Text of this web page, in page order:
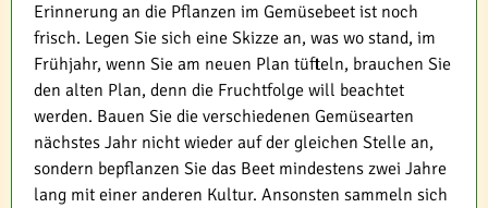
Erinnerung an die Pflanzen im Gemüsebeet ist noch
frisch. Legen Sie sich eine Skizze an, was wo stand, im
Frühjahr, wenn Sie am neuen Plan tüfteln, brauchen Sie
den alten Plan, denn die Fruchtfolge will beachtet
werden. Bauen Sie die verschiedenen Gemüsearten
nächstes Jahr nicht wieder auf der gleichen Stelle an,
sondern bepflanzen Sie das Beet mindestens zwei Jahre
lang mit einer anderen Kultur. Ansonsten sammeln sich